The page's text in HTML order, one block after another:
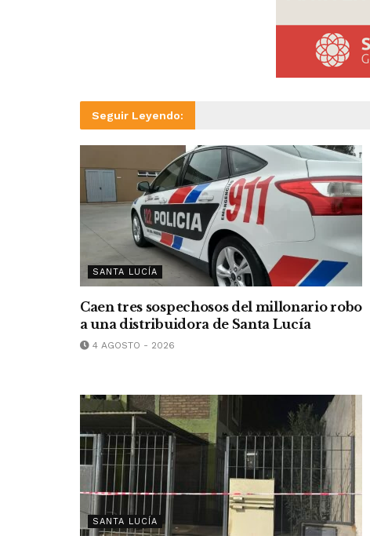
Seguir Leyendo:
SANTA LUCÍA
Caen tres sospechosos del millonario robo
a una distribuidora de Santa Lucía
4 AGOSTO - 2026
SANTA LUCÍA